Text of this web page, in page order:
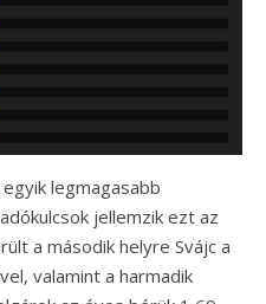
legmagasabb
jellemzik ezt az
a második helyre Svájc a
valamint a harmadik